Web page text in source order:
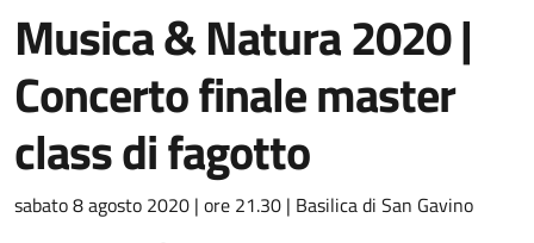
Musica & Natura 2020 |
Concerto finale master
class di fagotto
Dettaglio dell'evento
sabato 8 agosto 2020 | ore 21.30 | Basilica di San Gavino